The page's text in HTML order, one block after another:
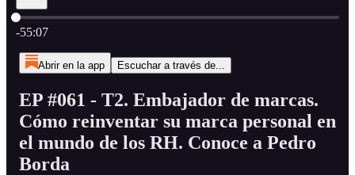
Hora actual: 0:00 / Tiempo total: -55:07
-55:07
Abrir en la app Escuchar a través de...
EP #061 - T2. Embajador de marcas.
Cómo reinventar su marca personal en
el mundo de los RH. Conoce a Pedro
Borda